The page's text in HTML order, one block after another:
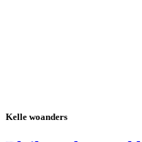
Kelle woanders